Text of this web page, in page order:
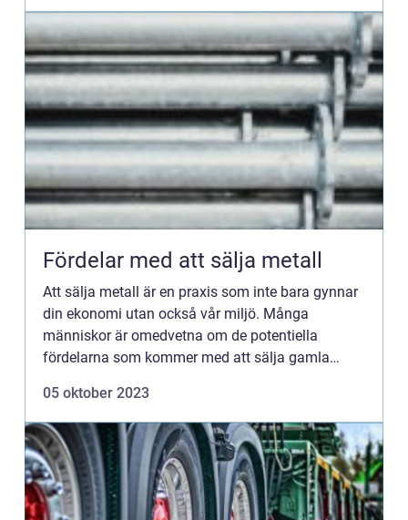
Fördelar med att sälja metall
Att sälja metall är en praxis som inte bara gynnar
din ekonomi utan också vår miljö. Många
människor är omedvetna om de potentiella
fördelarna som kommer med att sälja gamla
05 oktober 2023